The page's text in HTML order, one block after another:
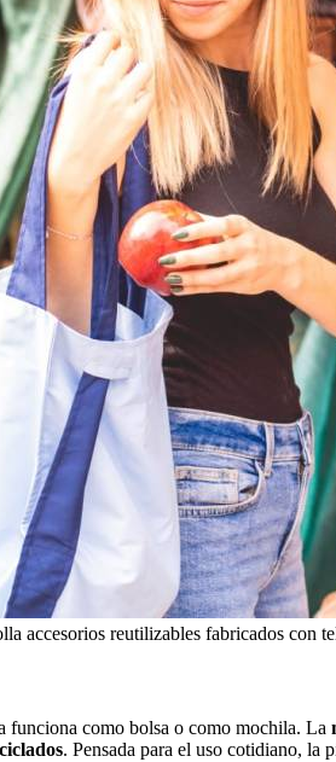
accesorios reutilizables fabricados con
funciona como bolsa o como mochila. La
. Pensada para el uso cotidiano, la